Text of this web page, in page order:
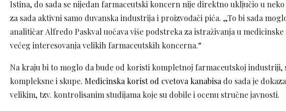
Istina, do sada se nijedan farmaceutski koncern nije direktno uključio u
za sada aktivni samo duvanska industrija i proizvođači pića. „To bi sada
analitičar Alfredo Paskval uočava više podstreka za istraživanja u
većeg interesovanja velikih farmaceutskih koncerna.“
Na kraju bi to moglo da bude od koristi kompletnoj farmaceutskoj industriji,
kompleksne i skupe. Medicinska korist od cvetova kanabisado sada je
velikim, tzv. kontrolisanim studijama koje su dobile i ocenu stručne javnosti.